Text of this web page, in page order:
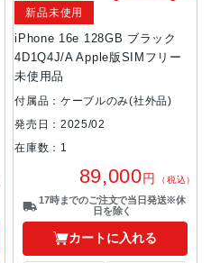
iPhone 16e 128GB ブラック
4D1Q4J/A Apple版SIMフリー
未使用品
新品未使用
付属品：ケーブルのみ(社外品)
発売日：2025/02
在庫数：1
89,000円 （税込）
17時までのご注文で当日発送※休
日を除く
カートに入れる